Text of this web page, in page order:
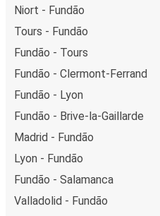
Niort - Fundão
Tours - Fundão
Fundão - Tours
Fundão - Clermont-Ferrand
Fundão - Lyon
Fundão - Brive-la-Gaillarde
Madrid - Fundão
Lyon - Fundão
Fundão - Salamanca
Valladolid - Fundão